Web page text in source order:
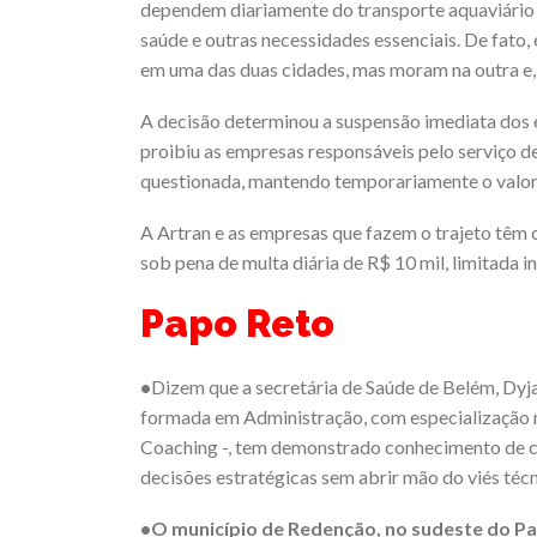
dependem diariamente do transporte
saúde e outras necessidades essenciais. De
em uma das duas cidades, mas moram na outra
A decisão determinou a suspensão imediata
proibiu as empresas responsáveis pelo serviço
questionada, mantendo temporariamente o
A Artran e as empresas que fazem o trajeto
sob pena de multa diária de R$ 10 mil, limitada
Papo Reto
•Dizem que a secretária de Saúde de Belém,
formada em Administração, com especialização
Coaching -, tem demonstrado conhecimento de
decisões estratégicas sem abrir mão do viés
•O município de Redenção, no sudeste do